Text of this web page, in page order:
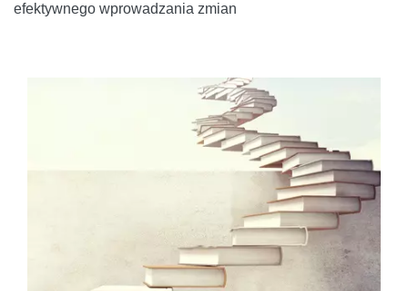
efektywnego wprowadzania zmian